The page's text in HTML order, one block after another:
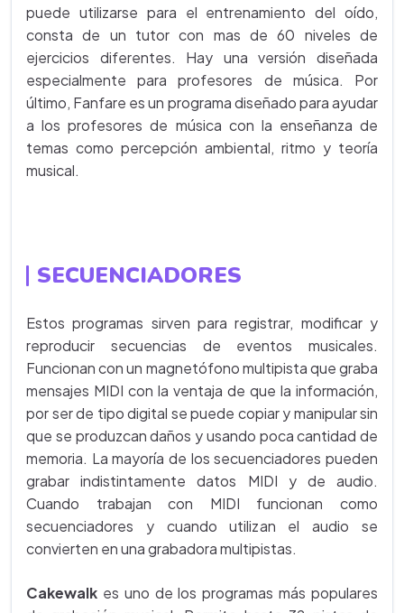
puede utilizarse para el entrenamiento del oído,
consta de un tutor con mas de 60 niveles de
ejercicios diferentes. Hay una versión diseñada
especialmente para profesores de música. Por
último, Fanfare es un programa diseñado para ayudar
a los profesores de música con la enseñanza de
temas como percepción ambiental, ritmo y teoría
musical.
SECUENCIADORES
Estos programas sirven para registrar, modificar y
reproducir secuencias de eventos musicales.
Funcionan con un magnetófono multipista que graba
mensajes MIDI con la ventaja de que la información,
por ser de tipo digital se puede copiar y manipular sin
que se produzcan daños y usando poca cantidad de
memoria. La mayoría de los secuenciadores pueden
grabar indistintamente datos MIDI y de audio.
Cuando trabajan con MIDI funcionan como
secuenciadores y cuando utilizan el audio se
convierten en una grabadora multipistas.
Cakewalk es uno de los programas más populares